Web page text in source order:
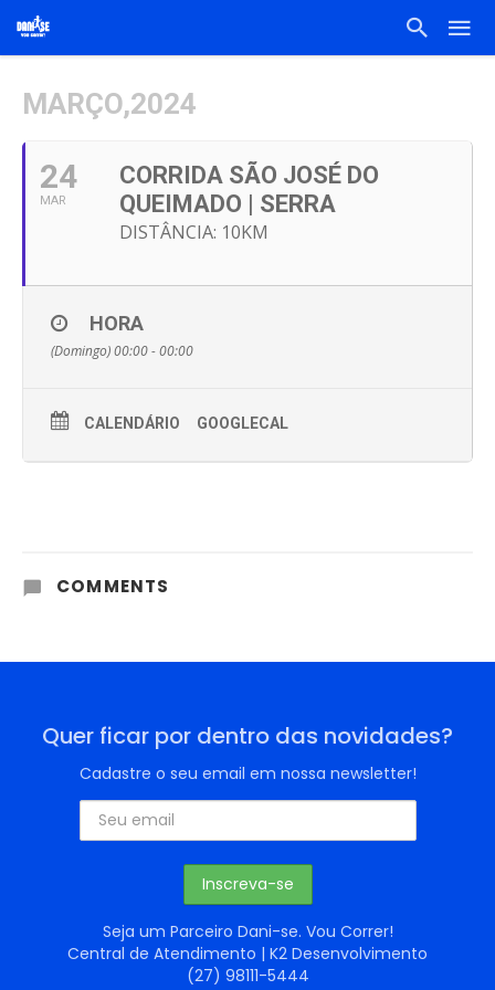
MARÇO,2024
24
MAR
CORRIDA SÃO JOSÉ DO
QUEIMADO | SERRA
DISTÂNCIA: 10KM
HORA
(Domingo) 00:00 - 00:00
CALENDÁRIO GOOGLECAL
COMMENTS
Quer ficar por dentro das novidades?
Cadastre o seu email em nossa newsletter!
Seja um Parceiro Dani-se. Vou Correr!
Central de Atendimento | K2 Desenvolvimento
(27) 98111-5444